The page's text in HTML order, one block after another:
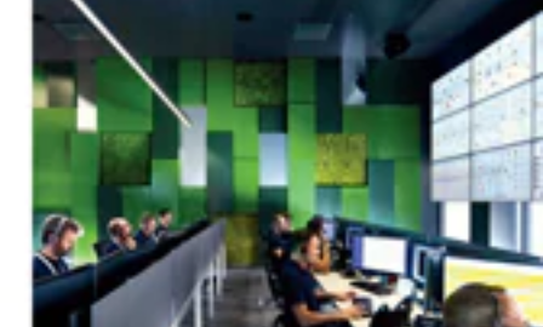
Chatenet
Cinodis
City Electric
Clède
Clémançon
Comantec
Comsip
Conductor
Cougar Automation